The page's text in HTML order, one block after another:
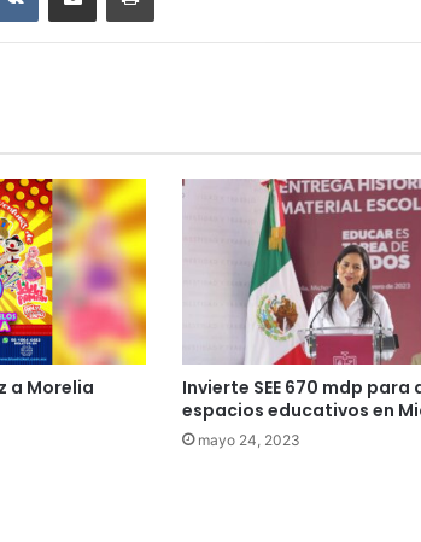
a Morelia
Invierte SEE 670 mdp
espacios educativos en
mayo 24, 2023